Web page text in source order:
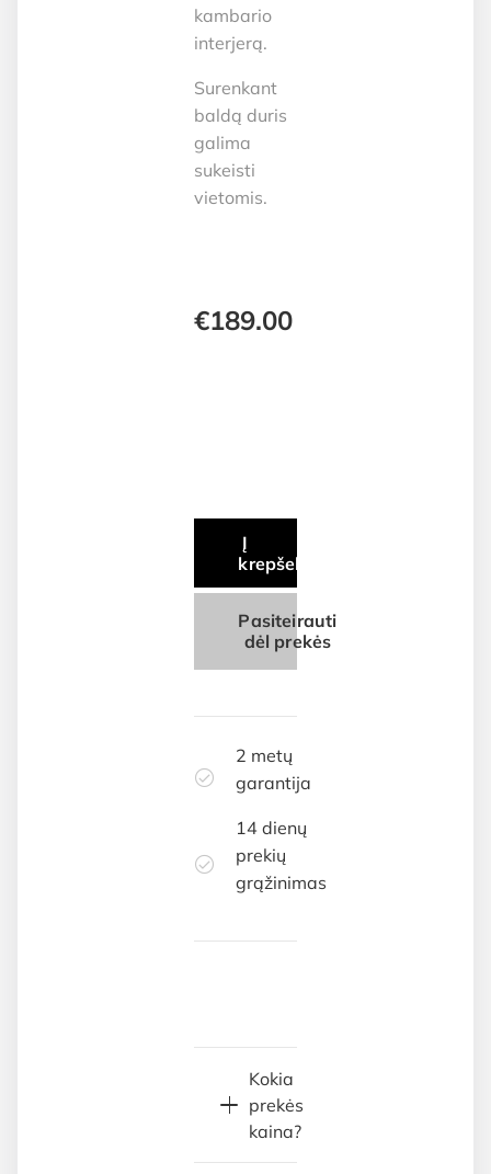
kambario
interjerą.
Surenkant
baldą duris
galima
sukeisti
vietomis.
€189.00
Į
krepšelį
Pasiteirauti
dėl prekės
2 metų
garantija
14 dienų
prekių
grąžinimas
Kokia
prekės
kaina?